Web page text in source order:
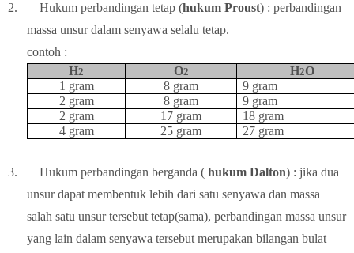
2. Hukum perbandingan tetap (hukum Proust) : perbandingan
massa unsur dalam senyawa selalu tetap.
contoh :
H2 O2 H2O
1 gram
8 gram
9 gram
2 gram
8 gram
9 gram
2 gram
17 gram
18 gram
4 gram
25 gram 27 gram
3. Hukum perbandingan berganda ( hukum Dalton) : jika dua
unsur dapat membentuk lebih dari satu senyawa dan massa
salah satu unsur tersebut tetap(sama), perbandingan massa unsur
yang lain dalam senyawa tersebut merupakan bilangan bulat